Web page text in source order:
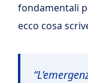
fondamentali
ecco cosa